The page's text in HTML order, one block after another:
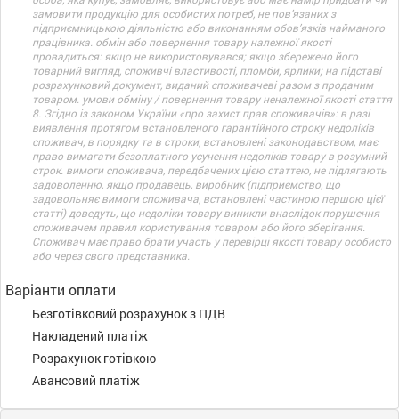
замовити продукцію для особистих потреб, не пов’язаних з
підприємницькою діяльністю або виконанням обов’язків найманого
працівника. обмін або повернення товару належної якості
провадиться: якщо не використовувався; якщо збережено його
товарний вигляд, споживчі властивості, пломби, ярлики; на підставі
розрахунковий документ, виданий споживачеві разом з проданим
товаром. умови обміну / повернення товару неналежної якості стаття
8. Згідно із законом України «про захист прав споживачів»: в разі
виявлення протягом встановленого гарантійного строку недоліків
споживач, в порядку та в строки, встановлені законодавством, має
право вимагати безоплатного усунення недоліків товару в розумний
строк. вимоги споживача, передбачених цією статтею, не підлягають
задоволенню, якщо продавець, виробник (підприємство, що
задовольняє вимоги споживача, встановлені частиною першою цієї
статті) доведуть, що недоліки товару виникли внаслідок порушення
споживачем правил користування товаром або його зберігання.
Споживач має право брати участь у перевірці якості товару особисто
або через свого представника.
Варіанти оплати
Безготівковий розрахунок з ПДВ
Накладений платіж
Розрахунок готівкою
Авансовий платіж